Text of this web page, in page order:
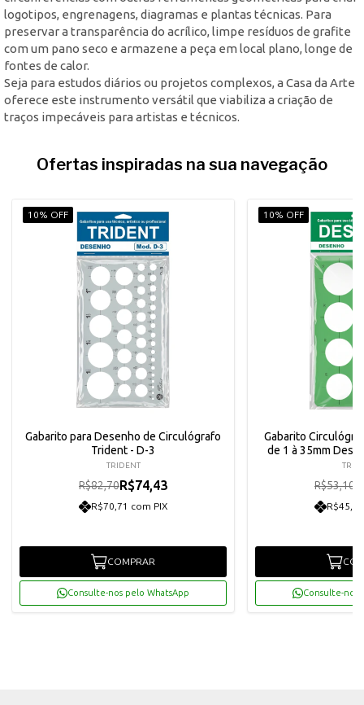
logotipos, engrenagens, diagramas e plantas técnicas. Para
preservar a transparência do acrílico, limpe resíduos de grafite
com um pano seco e armazene a peça em local plano, longe de
fontes de calor.
Seja para estudos diários ou projetos complexos, a Casa da Arte
oferece este instrumento versátil que viabiliza a criação de
traços impecáveis para artistas e técnicos.
Ofertas inspiradas na sua navegação
10% OFF
Gabarito para Desenho de Circulógrafo
Trident - D-3
TRIDENT
R$82,70R$74,43
R$70,71 com PIX
COMPRAR
Consulte-nos pelo WhatsApp
10% OFF
Gabarito
de 1 à 35mm
R$53,10
Consulte-nos